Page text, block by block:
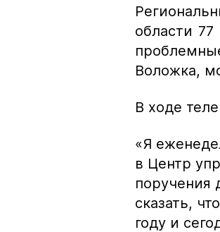
области
Воложка,
В ходе
«Я
в Центр
поручения
сказать,
году и